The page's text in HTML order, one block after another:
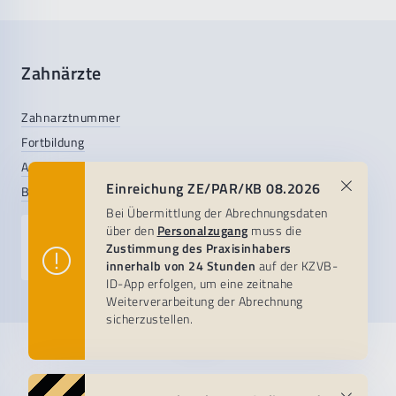
Einreichung ZE/PAR/KB 08.2026
Bei Übermittlung der Abrechnungsdaten
über den Personalzugang muss die
Zustimmung des Praxisinhabers
innerhalb von 24 Stunden auf der KZVB-
ID-App erfolgen, um eine zeitnahe
Weiterverarbeitung der Abrechnung
sicherzustellen.
E-Mail-Sicherheit
(Virenschutz, Spam-Filter, Verschlüsselung)
Phishing-Mails
Hinweis: KIM bleibt der sichere Standard für
medizinische Kommunikation
Cloud-Anwendungen
Cloud-Dienste mit Gesundheitsdaten dürfen nur
Verordnung über den Europäischen
Gesundheitsdatenraum (EHDS) - Public Health
Zahnärzte
Zahnarztnummer
Fortbildung
Anstellung&
BLZK-compact.de(Recht & Infos)
Gesucht & gefunden:
Praxis- &Jobbörse
Praxisteam
Patientenservice
KZVB